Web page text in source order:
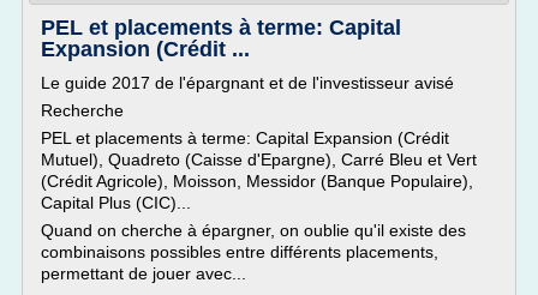
PEL et placements à terme: Capital
Expansion (Crédit ...
Le guide 2017 de l'épargnant et de l'investisseur avisé
Recherche
PEL et placements à terme: Capital Expansion (Crédit
Mutuel), Quadreto (Caisse d'Epargne), Carré Bleu et Vert
(Crédit Agricole), Moisson, Messidor (Banque Populaire),
Capital Plus (CIC)...
Quand on cherche à épargner, on oublie qu'il existe des
combinaisons possibles entre différents placements,
permettant de jouer avec...